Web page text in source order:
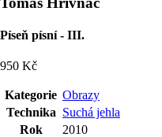
Píseň písní - III.
950 Kč
Kategorie Obrazy
Technika Suchá jehla
Rok
2010